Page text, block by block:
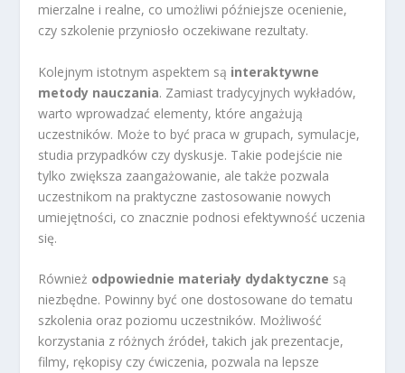
mierzalne i realne, co umożliwi późniejsze ocenienie,
czy szkolenie przyniosło oczekiwane rezultaty.
Kolejnym istotnym aspektem są interaktywne
metody nauczania. Zamiast tradycyjnych wykładów,
warto wprowadzać elementy, które angażują
uczestników. Może to być praca w grupach, symulacje,
studia przypadków czy dyskusje. Takie podejście nie
tylko zwiększa zaangażowanie, ale także pozwala
uczestnikom na praktyczne zastosowanie nowych
umiejętności, co znacznie podnosi efektywność uczenia
się.
Również odpowiednie materiały dydaktyczne są
niezbędne. Powinny być one dostosowane do tematu
szkolenia oraz poziomu uczestników. Możliwość
korzystania z różnych źródeł, takich jak prezentacje,
filmy, rękopisy czy ćwiczenia, pozwala na lepsze